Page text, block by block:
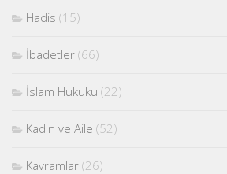
Hadis (15)
İbadetler (66)
İslam Hukuku (22)
Kadın ve Aile (52)
Kavramlar (26)